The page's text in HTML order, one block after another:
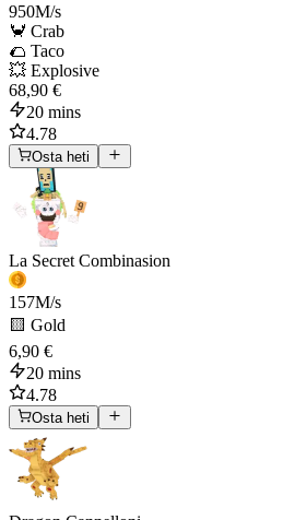
950M/s
🦀 Crab
🌮 Taco
💥 Explosive
68,90 €
20 mins
4.78
Osta heti
La Secret Combinasion
157M/s
🟨 Gold
6,90 €
20 mins
4.78
Osta heti